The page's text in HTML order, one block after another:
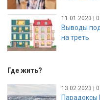
11.01.2023 |
Выводы
на треть
Где жить?
13.02.2023 |
Парадоксы